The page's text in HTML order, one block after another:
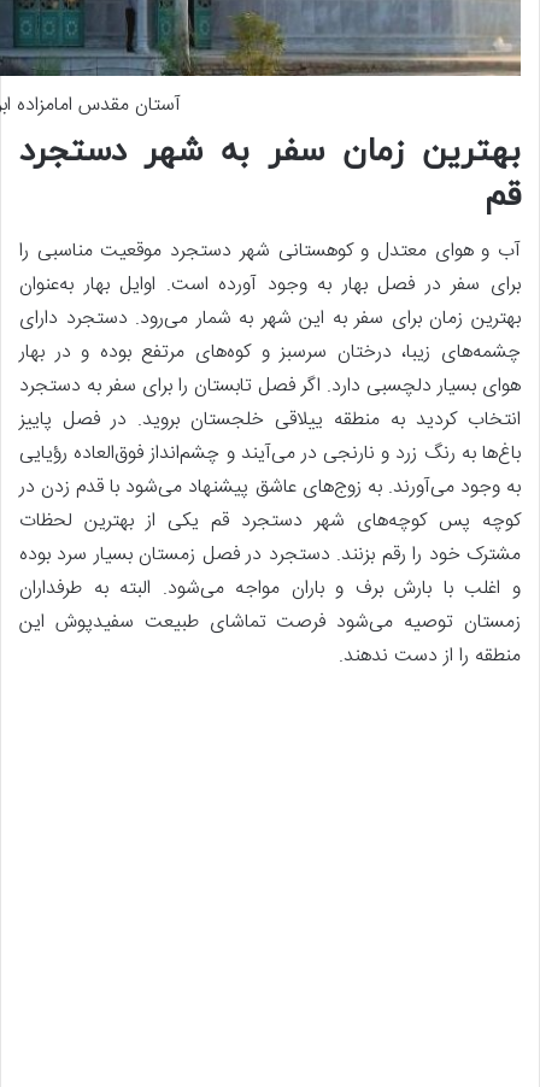
آستان مقدس امامزاده
بهترین زمان سفر به شهر دستجرد
قم
آب و هوای معتدل و کوهستانی شهر دستجرد موقعیت مناسبی را
برای سفر در فصل بهار به وجود آورده است. اوایل بهار به‌عنوان
بهترین زمان برای سفر به این شهر به شمار می‌رود. دستجرد دارای
چشمه‌های زیبا، درختان سرسبز و کوه‌های مرتفع بوده و در بهار
هوای بسیار دلچسبی دارد. اگر فصل تابستان را برای سفر به دستجرد
انتخاب کردید به منطقه ییلاقی خلجستان بروید. در فصل پاییز
باغ‌ها به رنگ زرد و نارنجی در می‌آیند و چشم‌انداز فوق‌العاده رؤیایی
به وجود می‌آورند. به زوج‌های عاشق پیشنهاد می‌شود با قدم زدن در
کوچه پس کوچه‌های شهر دستجرد قم یکی از بهترین لحظات
مشترک خود را رقم بزنند. دستجرد در فصل زمستان بسیار سرد بوده
و اغلب با بارش برف و باران مواجه می‌شود. البته به طرفداران
زمستان توصیه می‌شود فرصت تماشای طبیعت سفیدپوش این
منطقه را از دست ندهند.